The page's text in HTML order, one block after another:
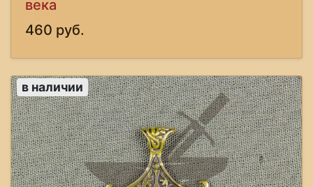
века
460 руб.
в наличии